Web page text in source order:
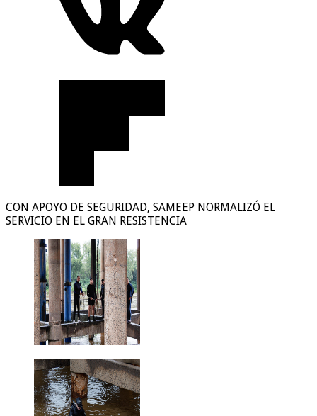
CON APOYO DE SEGURIDAD, SAMEEP NORMALIZÓ EL
SERVICIO EN EL GRAN RESISTENCIA